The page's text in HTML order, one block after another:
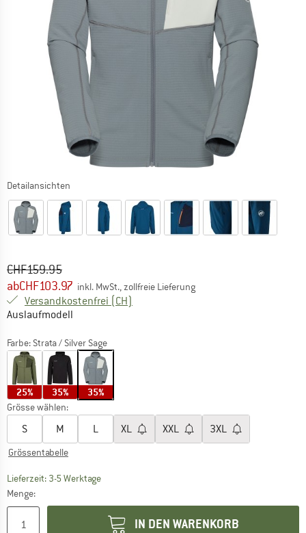
Detailansichten
Ursprünglicher Preis :
CHF159.95
Preis:
abCHF103.97 inkl. MwSt., zollfreie Lieferung
Versandkostenfrei (CH)
Auslaufmodell
Farbe: Strata / Silver Sage
25% 35% 35%
Grösse wählen:
S M L XL XXL 3XL
Grössentabelle
Lieferzeit: 3-5 WerktageDer Link öffnet sich in einer Infobox und
Menge:
IN DEN WARENKORB